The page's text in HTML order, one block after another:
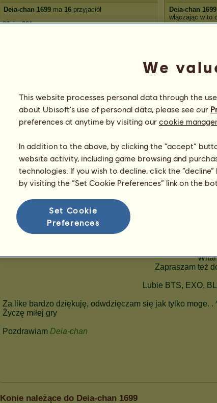
Deia-chan 1699 ma 16 przyjaciół
02aisa201
Deia-chan 1699
włączając w to
Ubi53
Trofea
1 1 25 96
Prezentacja
Konie należące do Deia-chan 1699
We
This website processes personal data through the
about Ubisoft's use of personal data, please see our
preferences at anytime by visiting our cookie
In addition to the above, by clicking the “accept”
website activity, including game browsing and
technologies. If you wish to decline, click the
by visiting the “Set Cookie Preferences” link on the
Set Cookie
Preferences